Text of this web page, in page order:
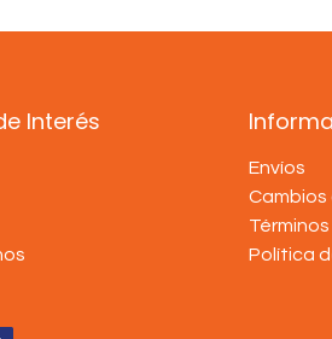
Interés
Envíos
Cambios
Política